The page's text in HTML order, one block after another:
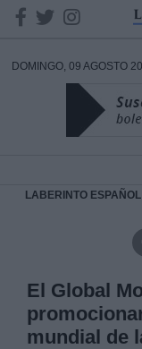
DOMINGO, 09 AGOSTO
LABERINTO ESPAÑOL
El Global
mundial de
DATOS
Legitimación: